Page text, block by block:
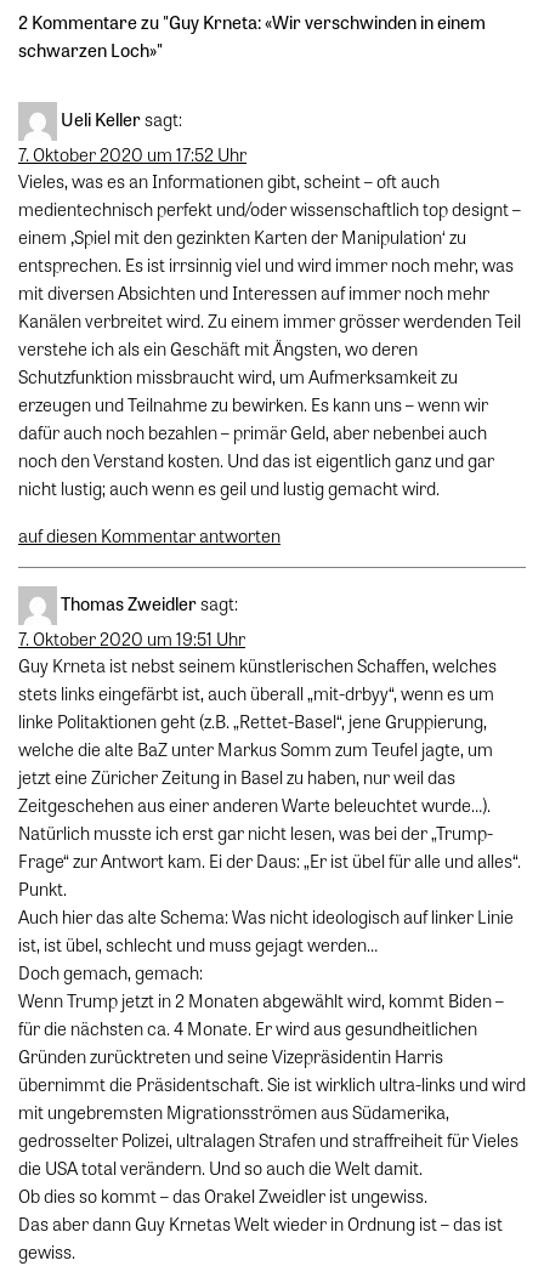
2 Kommentare zu "Guy Krneta: «Wir verschwinden in einem
schwarzen Loch»"
Ueli Kellersagt:
7. Oktober 2020 um 17:52 Uhr
Vieles, was es an Informationen gibt, scheint – oft auch
medientechnisch perfekt und/oder wissenschaftlich top designt –
einem ‚Spiel mit den gezinkten Karten der Manipulation‘ zu
entsprechen. Es ist irrsinnig viel und wird immer noch mehr, was
mit diversen Absichten und Interessen auf immer noch mehr
Kanälen verbreitet wird. Zu einem immer grösser werdenden Teil
verstehe ich als ein Geschäft mit Ängsten, wo deren
Schutzfunktion missbraucht wird, um Aufmerksamkeit zu
erzeugen und Teilnahme zu bewirken. Es kann uns – wenn wir
dafür auch noch bezahlen – primär Geld, aber nebenbei auch
noch den Verstand kosten. Und das ist eigentlich ganz und gar
nicht lustig; auch wenn es geil und lustig gemacht wird.
auf diesen Kommentar antworten
Thomas Zweidlersagt:
7. Oktober 2020 um 19:51 Uhr
Guy Krneta ist nebst seinem künstlerischen Schaffen, welches
stets links eingefärbt ist, auch überall „mit-drbyy“, wenn es um
linke Politaktionen geht (z.B. „Rettet-Basel“, jene Gruppierung,
welche die alte BaZ unter Markus Somm zum Teufel jagte, um
jetzt eine Züricher Zeitung in Basel zu haben, nur weil das
Zeitgeschehen aus einer anderen Warte beleuchtet wurde…).
Natürlich musste ich erst gar nicht lesen, was bei der „Trump-
Frage“ zur Antwort kam. Ei der Daus: „Er ist übel für alle und alles“.
Punkt.
Auch hier das alte Schema: Was nicht ideologisch auf linker Linie
ist, ist übel, schlecht und muss gejagt werden…
Doch gemach, gemach:
Wenn Trump jetzt in 2 Monaten abgewählt wird, kommt Biden –
für die nächsten ca. 4 Monate. Er wird aus gesundheitlichen
Gründen zurücktreten und seine Vizepräsidentin Harris
übernimmt die Präsidentschaft. Sie ist wirklich ultra-links und wird
mit ungebremsten Migrationsströmen aus Südamerika,
gedrosselter Polizei, ultralagen Strafen und straffreiheit für Vieles
die USA total verändern. Und so auch die Welt damit.
Ob dies so kommt – das Orakel Zweidler ist ungewiss.
Das aber dann Guy Krnetas Welt wieder in Ordnung ist – das ist
gewiss.